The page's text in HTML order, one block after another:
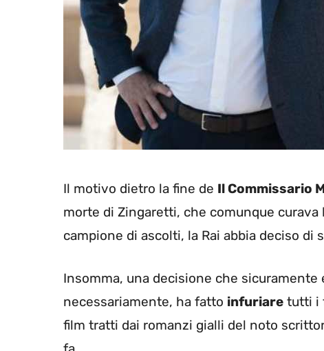
Il motivo dietro la fine de Il Commissario
morte di Zingaretti, che comunque
campione di ascolti, la Rai abbia deciso di
Insomma, una decisione che sicuramente
necessariamente, ha fatto infuriare tutti i
film tratti dai romanzi gialli del noto